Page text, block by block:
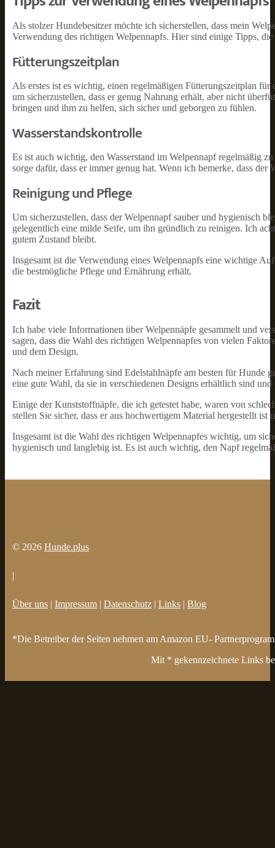
Als stolzer Hundebesitzer möchte ich sicherstellen, dass mein
Verwendung des richtigen Welpennapfs. Hier sind einige Tipps,
Fütterungszeitplan
Als erstes ist es wichtig, einen regelmäßigen Fütterungszeitplan
um sicherzustellen, dass er genug Nahrung erhält, aber nicht
bringen und ihm zu helfen, sich sicher und geborgen zu fühlen.
Wasserstandskontrolle
Es ist auch wichtig, den Wasserstand im Welpennapf regelmäßig
sorge dafür, dass er immer genug hat. Wenn ich bemerke, dass
Reinigung und Pflege
Um sicherzustellen, dass der Welpennapf sauber und hygienisch
gelegentlich eine milde Seife, um ihn gründlich zu reinigen. Ich
gutem Zustand bleibt.
Insgesamt ist die Verwendung eines Welpennapfs eine wichtige
die bestmögliche Pflege und Ernährung erhält.
Fazit
Ich habe viele Informationen über Welpennäpfe gesammelt und
sagen, dass die Wahl des richtigen Welpennapfes von vielen
und dem Design.
Nach meiner Erfahrung sind Edelstahlnäpfe am besten für Hunde
eine gute Wahl, da sie in verschiedenen Designs erhältlich sind
Einige der Kunststoffnäpfe, die ich getestet habe, waren von
stellen Sie sicher, dass er aus hochwertigem Material hergestellt ist
Insgesamt ist die Wahl des richtigen Welpennapfes wichtig, um
hygienisch und langlebig ist. Es ist auch wichtig, den Napf
© 2026 Hunde.plus
|
Über uns | Impressum | Datenschutz | Links | Blog
*Die Betreiber der Seiten nehmen am Amazon EU-
Mit * gekennzeichnete Links